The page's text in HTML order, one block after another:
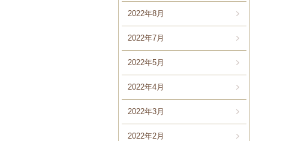
2022年8月
2022年7月
2022年5月
2022年4月
2022年3月
2022年2月